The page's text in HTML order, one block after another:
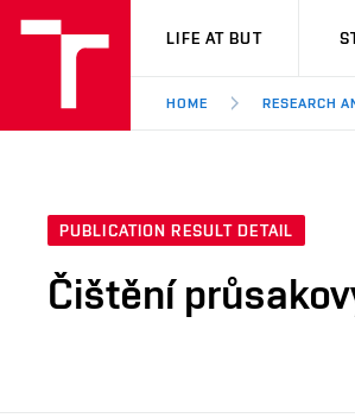
VUT
LIFE AT BUT
HOME RESEARCH
PUBLICATION RESULT DETAIL
Čištění